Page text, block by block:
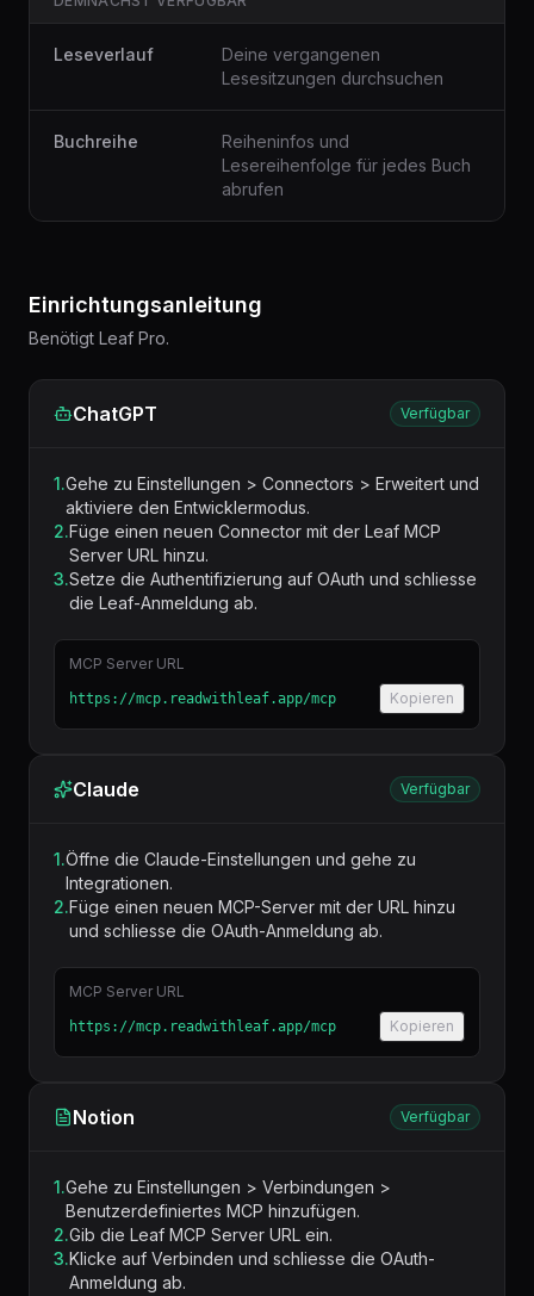
Leseverlauf
Deine vergangenen
Lesesitzungen durchsuchen
Buchreihe
Reiheninfos und
Lesereihenfolge für jedes Buch
abrufen
Einrichtungsanleitung
Benötigt Leaf Pro.
ChatGPT Verfügbar
1.Gehe zu Einstellungen > Connectors > Erweitert und
aktiviere den Entwicklermodus.
2.Füge einen neuen Connector mit der Leaf MCP
Server URL hinzu.
3.Setze die Authentifizierung auf OAuth und schliesse
die Leaf-Anmeldung ab.
MCP Server URL
https://mcp.readwithleaf.app/mcp Kopieren
Claude Verfügbar
1.Öffne die Claude-Einstellungen und gehe zu
Integrationen.
2.Füge einen neuen MCP-Server mit der URL hinzu
und schliesse die OAuth-Anmeldung ab.
MCP Server URL
https://mcp.readwithleaf.app/mcp Kopieren
Notion Verfügbar
1.Gehe zu Einstellungen > Verbindungen >
Benutzerdefiniertes MCP hinzufügen.
2.Gib die Leaf MCP Server URL ein.
3.Klicke auf Verbinden und schliesse die OAuth-
Anmeldung ab.